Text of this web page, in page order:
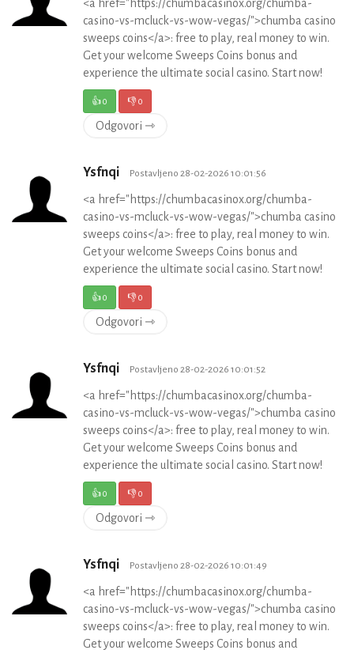
<a href="https://chumbacasinox.org/chumba-
casino-vs-mcluck-vs-wow-vegas/">chumba casino
sweeps coins</a>: free to play, real money to win.
Get your welcome Sweeps Coins bonus and
experience the ultimate social casino. Start now!
👍0 👎0
Odgovori ⇾
Ysfnqi Postavljeno 28-02-2026 10:01:56
<a href="https://chumbacasinox.org/chumba-
casino-vs-mcluck-vs-wow-vegas/">chumba casino
sweeps coins</a>: free to play, real money to win.
Get your welcome Sweeps Coins bonus and
experience the ultimate social casino. Start now!
👍0 👎0
Odgovori ⇾
Ysfnqi Postavljeno 28-02-2026 10:01:52
<a href="https://chumbacasinox.org/chumba-
casino-vs-mcluck-vs-wow-vegas/">chumba casino
sweeps coins</a>: free to play, real money to win.
Get your welcome Sweeps Coins bonus and
experience the ultimate social casino. Start now!
👍0 👎0
Odgovori ⇾
Ysfnqi Postavljeno 28-02-2026 10:01:49
<a href="https://chumbacasinox.org/chumba-
casino-vs-mcluck-vs-wow-vegas/">chumba casino
sweeps coins</a>: free to play, real money to win.
Get your welcome Sweeps Coins bonus and